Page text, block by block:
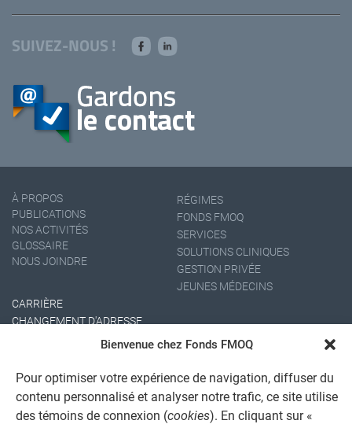
Bienvenue chez Fonds FMOQ
Pour optimiser votre expérience de navigation, diffuser du
contenu personnalisé et analyser notre trafic, ce site utilise
des témoins de connexion (cookies). En cliquant sur «
SUIVEZ-NOUS !
À PROPOS
PUBLICATIONS
NOS ACTIVITÉS
GLOSSAIRE
NOUS JOINDRE
RÉGIMES
FONDS FMOQ
SERVICES
SOLUTIONS CLINIQUES
GESTION PRIVÉE
JEUNES MÉDECINS
CARRIÈRE
CHANGEMENT D'ADRESSE